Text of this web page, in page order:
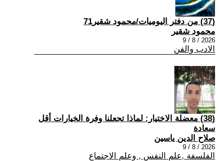
(37) من دفتر اليوميات/محمود شقير71
محمود شقير
2026 / 8 / 9
الادب والفن
(38) معضلة الاختيار: لماذا تجعلنا وفرة الخيارات أقل
سعادة
صلاح الدين ياسين
2026 / 8 / 9
الفلسفة ,علم النفس , وعلم الاجتماع